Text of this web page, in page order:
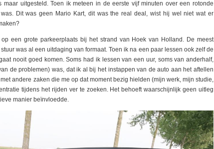
maar uitgesteld. Toen ik meteen in de eerste vijf minuten over een rotonde
Dit was geen Mario Kart, dit was the real deal, wist hij wel niet wat er
een grote parkeerplaats bij het strand van Hoek van Holland. De meest
was al een uitdaging van formaat. Toen ik na een paar lessen ook zelf de
nooit goed komen. Soms had ik lessen van een uur, soms van anderhalf,
de problemen) was, dat ik al bij het instappen van de auto aan het aftellen
andere zaken die me op dat moment bezig hielden (mijn werk, mijn studie,
tijdens het rijden ver te zoeken. Het behoeft waarschijnlijk geen uitleg
manier beïnvloedde.